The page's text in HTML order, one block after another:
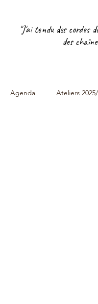
"J'ai tendu des cordes
des
Agenda Ateliers